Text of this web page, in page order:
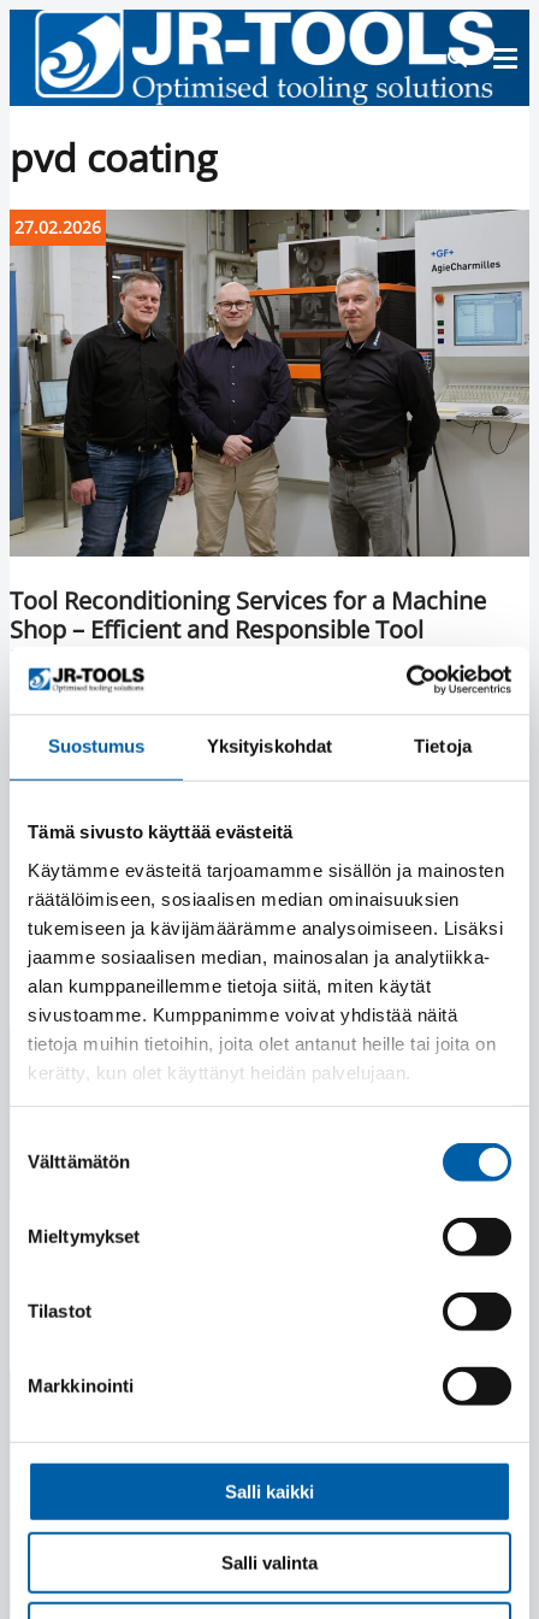
Suostumus Yksityiskohdat Tietoja
Tämä sivusto käyttää evästeitä
Käytämme evästeitä tarjoamamme sisällön ja mainosten
räätälöimiseen, sosiaalisen median ominaisuuksien
tukemiseen ja kävijämäärämme analysoimiseen. Lisäksi
jaamme sosiaalisen median, mainosalan ja analytiikka-
alan kumppaneillemme tietoja siitä, miten käytät
sivustoamme. Kumppanimme voivat yhdistää näitä
tietoja muihin tietoihin, joita olet antanut heille tai joita on
kerätty, kun olet käyttänyt heidän palvelujaan.
valinta
Välttämätön
Mieltymykset
Tilastot
Markkinointi
Salli kaikki
Salli valinta
pvd coating
27.02.2026
Tool Reconditioning Services for a Machine
Shop – Efficient and Responsible Tool
Reconditioning | Case R-Component
Tools’ metal cutting tools and customer-focused tool...
Read more
Kirkkokatu 11, 41160 Tikkakoski, Finland